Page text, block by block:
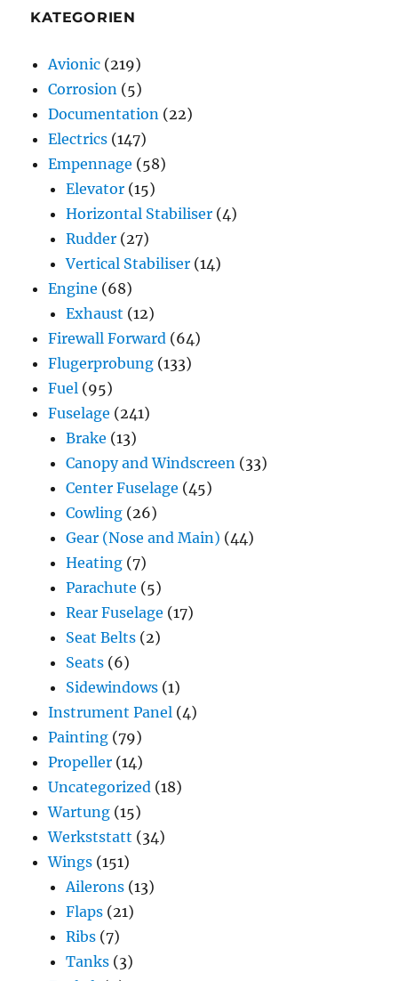
KATEGORIEN
Avionic (219)
Corrosion (5)
Documentation (22)
Electrics (147)
Empennage (58)
Elevator (15)
Horizontal Stabiliser (4)
Rudder (27)
Vertical Stabiliser (14)
Engine (68)
Exhaust (12)
Firewall Forward (64)
Flugerprobung (133)
Fuel (95)
Fuselage (241)
Brake (13)
Canopy and Windscreen (33)
Center Fuselage (45)
Cowling (26)
Gear (Nose and Main) (44)
Heating (7)
Parachute (5)
Rear Fuselage (17)
Seat Belts (2)
Seats (6)
Sidewindows (1)
Instrument Panel (4)
Painting (79)
Propeller (14)
Uncategorized (18)
Wartung (15)
Werkststatt (34)
Wings (151)
Ailerons (13)
Flaps (21)
Ribs (7)
Tanks (3)